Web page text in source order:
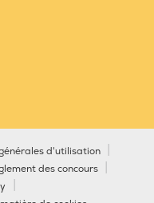
d'utilisation
des concours